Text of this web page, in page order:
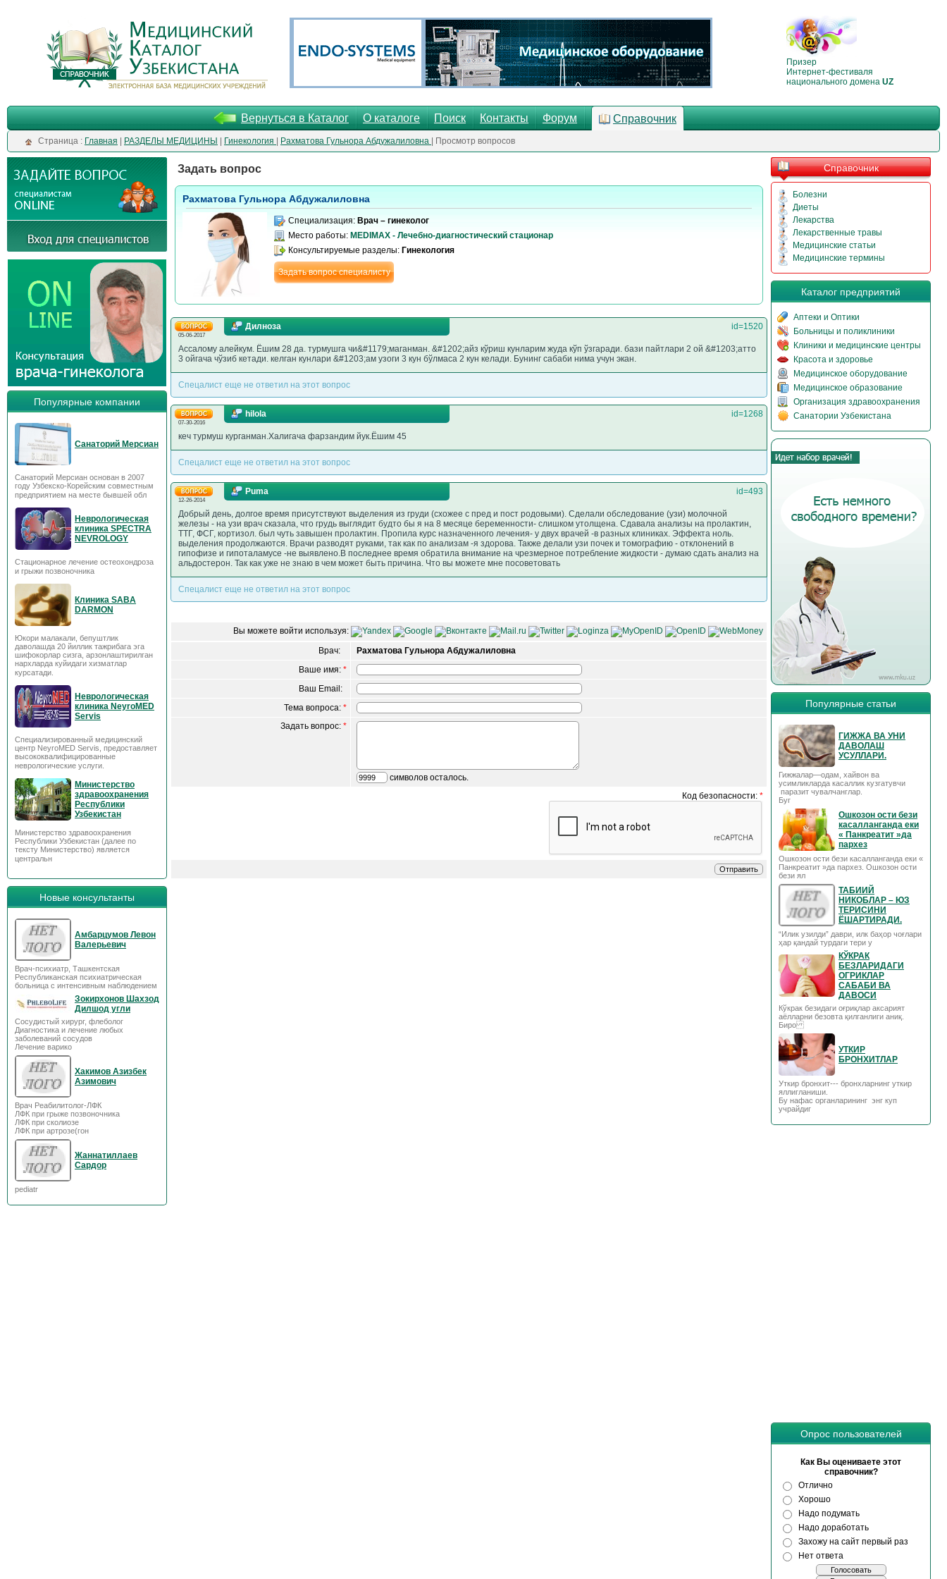
Призер
Интернет-фестиваля
национального домена UZ
Вернуться в Каталог О каталоге Поиск Контакты Форум Справочник
Cтраница : Главная РАЗДЕЛЫ МЕДИЦИНЫ Гинекология Рахматова Гульнора Абдужалиловна | Просмотр вопросов
Популярные компании
Санаторий Мерсиан
Санаторий Мерсиан основан в 2007
году Узбекско-Корейским совместным
предприятием на месте бывшей обл
Неврологическая
клиника SPECTRA
NEVROLOGY
Стационарное лечение остеохондроза
и грыжи позвоночника
Клиника SABA
DARMON
Юкори малакали, бепуштлик
даволашда 20 йиллик тажрибага эга
шифокорлар сизга, арзонлаштирилган
нархларда куйидаги хизматлар
курсатади.
Неврологическая
клиника NeyroMED
Servis
Специализированный медицинский
центр NeyroMED Servis, предоставляет
высококвалифицированные
неврологические услуги.
Министерство
здравоохранения
Республики
Узбекистан
Министерство здравоохранения
Республики Узбекистан (далее по
тексту Министерство) является
центральн
Новые консультанты
Амбарцумов Левон
Валерьевич
Врач-психиатр, Ташкентская
Республиканская психиатрическая
больница с интенсивным наблюдением
Зокирхонов Шахзод
Дилшод угли
Сосудистый хирург, флеболог
Диагностика и лечение любых
заболеваний сосудов
Лечение варико
Хакимов Азизбек
Азимович
Врач Реабилитолог-ЛФК
ЛФК при грыже позвоночника
ЛФК при сколиозе
ЛФК при артрозе(гон
Жаннатиллаев
Сардор
pediatr
Задать вопрос
Рахматова Гульнора Абдужалиловна
Специализация: Врач – гинеколог
Место работы: MEDIMAX - Лечебно-диагностический стационар
Консультируемые разделы: Гинекология
Задать вопрос специалисту
05-06-2017
Дилноза id=1520
Ассалому алейкум. Ёшим 28 да. турмушга чи&#1179;маганман. &#1202;айз кўриш кунларим жуда кўп ўзгаради. бази пайтлари 2 ой &#1203;атто
3 ойгача чўзиб кетади. келган кунлари &#1203;ам узоги 3 кун бўлмаса 2 кун келади. Бунинг сабаби нима учун экан.
Спецалист еще не ответил на этот вопрос
07-30-2016
hilola id=1268
кеч турмуш курганман.Халигача фарзандим йук.Ёшим 45
Спецалист еще не ответил на этот вопрос
12-26-2014
Puma id=493
Добрый день, долгое время присутствуют выделения из груди (схожее с пред и пост родовыми). Сделали обследование (узи) молочной
железы - на узи врач сказала, что грудь выглядит будто бы я на 8 месяце беременности- слишком утолщена. Сдавала анализы на пролактин,
ТТГ, ФСГ, кортизол. был чуть завышен пролактин. Пропила курс назначенного лечения- у двух врачей -в разных клиниках. Эффекта ноль.
выделения продолжаются. Врачи разводят руками, так как по анализам -я здорова. Также делали узи почек и томографию - отклонений в
гипофизе и гипоталамусе -не выявлено.В последнее время обратила внимание на чрезмерное потребление жидкости - думаю сдать анализ на
альдостерон. Так как уже не знаю в чем может быть причина. Что вы можете мне посоветовать
Спецалист еще не ответил на этот вопрос
Вы можете войти используя:
Врач:
Рахматова Гульнора Абдужалиловна
Ваше имя: *
Ваш Email:
Тема вопроса: *
Задать вопрос: *
символов осталось.
Код безопасности: *
Справочник
Болезни
Диеты
Лекарства
Лекарственные травы
Медицинские статьи
Медицинские термины
Каталог предприятий
Аптеки и Оптики
Больницы и поликлиники
Клиники и медицинские центры
Красота и здоровье
Медицинское оборудование
Медицинское образование
Организация здравоохранения
Санатории Узбекистана
Популярные статьи
ГИЖЖА ВА УНИ
ДАВОЛАШ
УСУЛЛАРИ.
Гижжалар—одам, хайвон ва
усимликларда касаллик кузгатувчи
паразит чувалчанглар.
Буг
Ошкозон ости бези
касалланганда еки
« Панкреатит »да
пархез
Ошкозон ости бези касалланганда еки «
Панкреатит »да пархез. Ошкозон ости
бези ял
ТАБИИЙ
НИКОБЛАР – ЮЗ
ТЕРИСИНИ
ЁШАРТИРАДИ.
“Илик узилди” даври, илк баҳор чоғлари
ҳар қандай турдаги тери у
КЎКРАК
БЕЗЛАРИДАГИ
ОГРИКЛАР
САБАБИ ВА
ДАВОСИ
Кўкрак безидаги оғриқлар аксарият
аёлларни безовта қилганлиги аниқ.
Биро
УТКИР
БРОНХИТЛАР
Уткир бронхит--- бронхларнинг уткир
яллигланиши.
Бу нафас органларининг энг куп
учрайдиг
Опрос пользователей
Как Вы оцениваете этот
справочник?
Отлично
Хорошо
Надо подумать
Надо доработать
Захожу на сайт первый раз
Нет ответа